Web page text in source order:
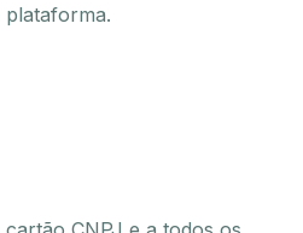
plataforma.